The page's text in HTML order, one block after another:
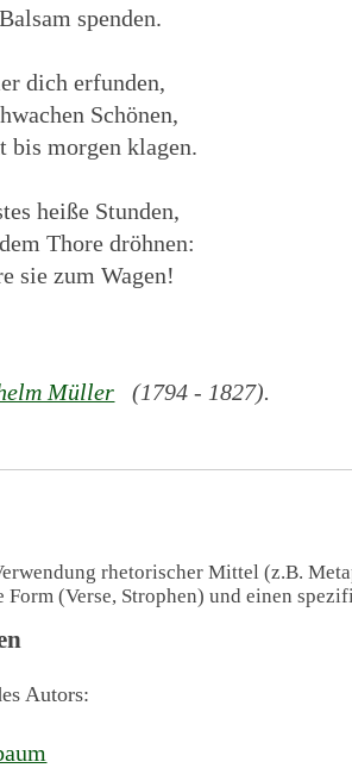
spenden.
dich erfunden,
Schönen,
bis morgen klagen.
heiße Stunden,
Thore dröhnen:
sie zum Wagen!
Müller (1794 - 1827).
rhetorischer Mittel (z.B.
(Verse, Strophen) und einen
Autors: